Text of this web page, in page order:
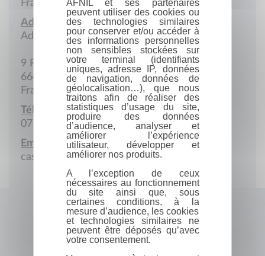
France
Adresse :
Adresse postale
9 Rue des Anges
66450 Pollestres
France
Téléphone portable :
07 86 63 91 61
Email :
casanovas@hotmail.com
AFNIL et ses partenaires
peuvent utiliser des cookies ou
des technologies similaires
pour conserver et/ou accéder à
des informations personnelles
non sensibles stockées sur
votre terminal (identifiants
uniques, adresse IP, données
de navigation, données de
géolocalisation…), que nous
traitons afin de réaliser des
statistiques d’usage du site,
produire des données
d’audience, analyser et
améliorer l’expérience
utilisateur, développer et
améliorer nos produits.
A l’exception de ceux
nécessaires au fonctionnement
du site ainsi que, sous
certaines conditions, à la
mesure d’audience, les cookies
et technologies similaires ne
peuvent être déposés qu’avec
votre consentement.